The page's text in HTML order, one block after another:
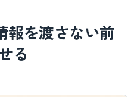
報を渡さない前
る